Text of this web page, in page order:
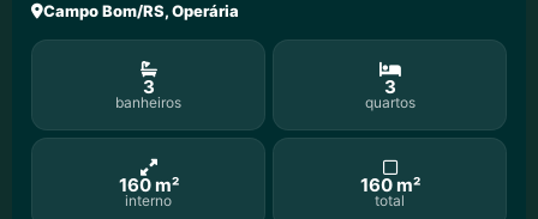
Campo Bom/RS, Operária
3
banheiros
3
quartos
160 m²
interno
160 m²
total